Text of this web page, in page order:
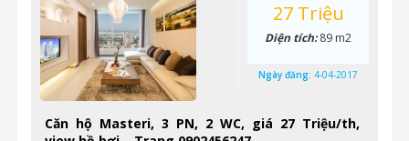
Căn hộ Masteri, 3 PN, 2 WC, giá 27 Triệu/th,
27 Triệu
Diện tích:89 m2
Ngày đăng: 4-04-2017